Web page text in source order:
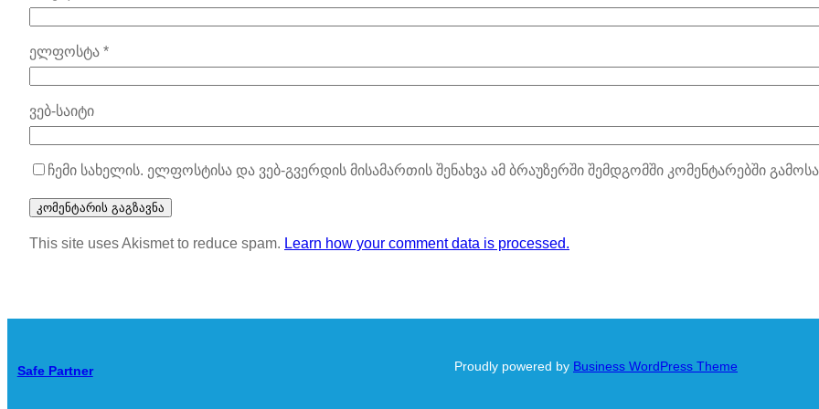
ელფოსტა *
ვებ-საიტი
ჩემი სახელის. ელფოსტისა და ვებ-გვერდის მისამართის შენახვა ამ ბრაუზერში შემდგომში კომენტარებში
This site uses Akismet to reduce spam. Learn how your comment data is processed.
Safe Partner Proudly powered by Business WordPress Theme